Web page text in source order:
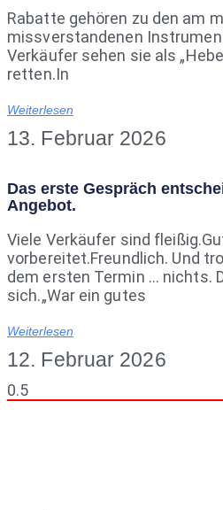
Rabatte gehören zu den am
missverstandenen
Verkäufer sehen sie als
retten.In
Weiterlesen
13. Februar 2026
Das erste Gespräch
Angebot.
Viele Verkäufer sind
vorbereitet.Freundlich. Und
dem ersten Termin … nichts.
sich.„War ein gutes
Weiterlesen
12. Februar 2026